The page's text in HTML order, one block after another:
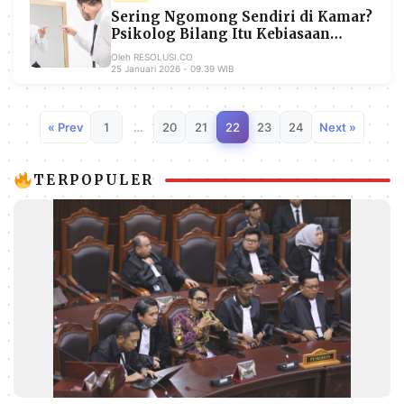
Sering Ngomong Sendiri di Kamar?
Psikolog Bilang Itu Kebiasaan
Orang Cerdas
Oleh RESOLUSI.CO
25 Januari 2026 - 09.39 WIB
« Prev 1 … 20 21 22 23 24 Next »
TERPOPULER